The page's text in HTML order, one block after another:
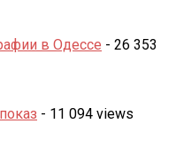
в Одессе - 26 353
- 11 094 views